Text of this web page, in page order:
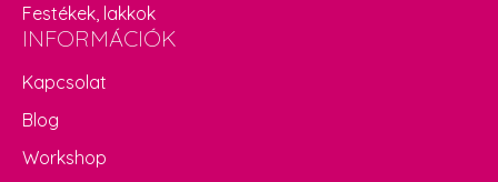
Festékek, lakkok
INFORMÁCIÓK
Kapcsolat
Blog
Workshop